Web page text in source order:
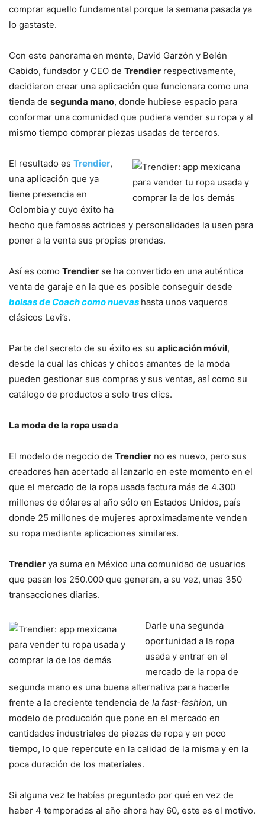
comprar aquello fundamental porque la semana pasada ya
lo gastaste.
Con este panorama en mente, David Garzón y Belén
Cabido, fundador y CEO de Trendier respectivamente,
decidieron crear una aplicación que funcionara como una
tienda de segunda mano, donde hubiese espacio para
conformar una comunidad que pudiera vender su ropa y al
mismo tiempo comprar piezas usadas de terceros.
El resultado es Trendier,
una aplicación que ya
tiene presencia en
Colombia y cuyo éxito ha
hecho que famosas actrices y personalidades la usen para
poner a la venta sus propias prendas.
Así es como Trendier se ha convertido en una auténtica
venta de garaje en la que es posible conseguir desde
bolsas de Coach como nuevas hasta unos vaqueros
clásicos Levi’s.
Parte del secreto de su éxito es su aplicación móvil,
desde la cual las chicas y chicos amantes de la moda
pueden gestionar sus compras y sus ventas, así como su
catálogo de productos a solo tres clics.
La moda de la ropa usada
El modelo de negocio de Trendier no es nuevo, pero sus
creadores han acertado al lanzarlo en este momento en el
que el mercado de la ropa usada factura más de 4.300
millones de dólares al año sólo en Estados Unidos, país
donde 25 millones de mujeres aproximadamente venden
su ropa mediante aplicaciones similares.
Trendier ya suma en México una comunidad de usuarios
que pasan los 250.000 que generan, a su vez, unas 350
transacciones diarias.
Darle una segunda
oportunidad a la ropa
usada y entrar en el
mercado de la ropa de
segunda mano es una buena alternativa para hacerle
frente a la creciente tendencia de la fast-fashion, un
modelo de producción que pone en el mercado en
cantidades industriales de piezas de ropa y en poco
tiempo, lo que repercute en la calidad de la misma y en la
poca duración de los materiales.
Si alguna vez te habías preguntado por qué en vez de
haber 4 temporadas al año ahora hay 60, este es el motivo.